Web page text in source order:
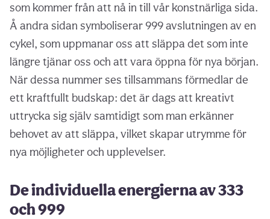
som kommer från att nå in till vår konstnärliga sida.
Å andra sidan symboliserar 999 avslutningen av en
cykel, som uppmanar oss att släppa det som inte
längre tjänar oss och att vara öppna för nya början.
När dessa nummer ses tillsammans förmedlar de
ett kraftfullt budskap: det är dags att kreativt
uttrycka sig själv samtidigt som man erkänner
behovet av att släppa, vilket skapar utrymme för
nya möjligheter och upplevelser.
De individuella energierna av 333
och 999